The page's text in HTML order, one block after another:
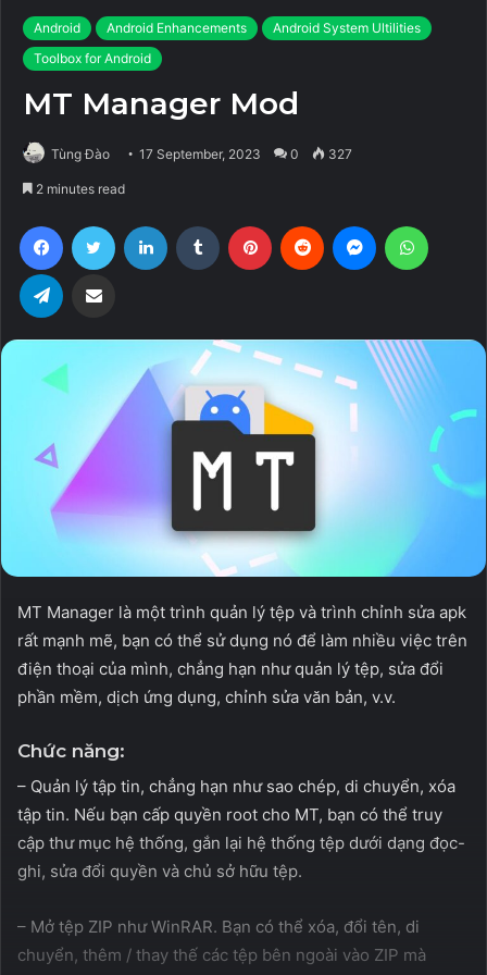
Android Android Enhancements
Android System Ultilities
Toolbox for Android
MT Manager Mod
Tùng Đào 17 September, 2023 0 327
2 minutes read
FacebookTwitter LinkedIn Tumblr Pinterest Reddit Messenger
Telegram Share via Email
MT Manager là một trình quản lý tệp và trình chỉnh sửa apk
rất mạnh mẽ, bạn có thể sử dụng nó để làm nhiều việc trên
điện thoại của mình, chẳng hạn như quản lý tệp, sửa đổi
phần mềm, dịch ứng dụng, chỉnh sửa văn bản, v.v.
Chức năng:
– Quản lý tập tin, chẳng hạn như sao chép, di chuyển, xóa
tập tin. Nếu bạn cấp quyền root cho MT, bạn có thể truy
cập thư mục hệ thống, gắn lại hệ thống tệp dưới dạng đọc-
ghi, sửa đổi quyền và chủ sở hữu tệp.
– Mở tệp ZIP như WinRAR. Bạn có thể xóa, đổi tên, di
chuyển, thêm / thay thế các tệp bên ngoài vào ZIP mà